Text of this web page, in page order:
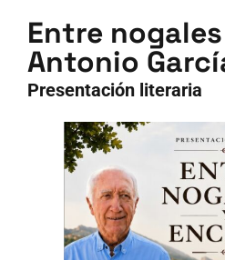
Entre
Antonio
Presentación literaria